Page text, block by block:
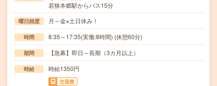
若狭本郷駅からバス15分
曜日頻度 月～金※土日休み！
時間 8:35～17:35(実働:8時間) (休憩60分)
期間 【急募】即日～長期（3カ月以上）
時給 時給1350円
交通費